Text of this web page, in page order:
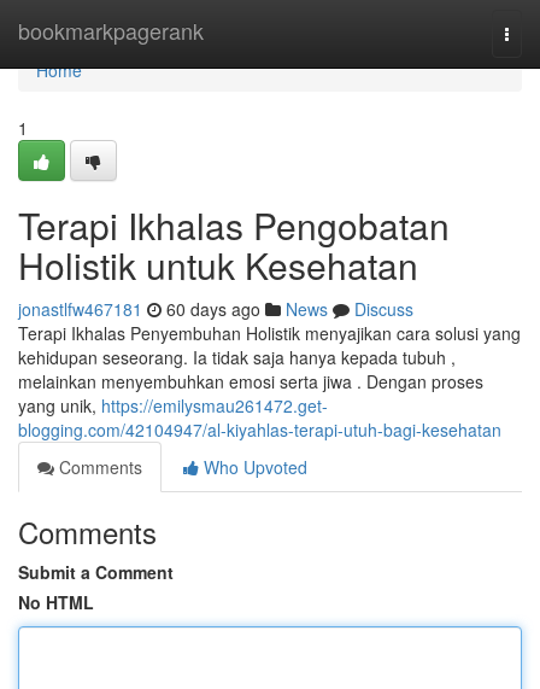
bookmarkpagerank
Home
Home
1
Terapi Ikhalas Pengobatan
Holistik untuk Kesehatan
jonastlfw467181 60 days ago News
Discuss
Terapi Ikhalas Penyembuhan Holistik menyajikan cara solusi yang
kehidupan seseorang. Ia tidak saja hanya kepada tubuh ,
melainkan menyembuhkan emosi serta jiwa . Dengan proses
yang unik, https://emilysmau261472.get-
blogging.com/42104947/al-kiyahlas-terapi-utuh-bagi-kesehatan
Comments
Who Upvoted
Comments
Submit a Comment
No HTML